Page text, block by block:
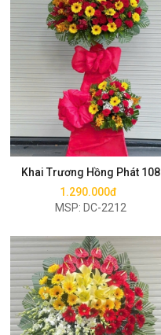
Khai Trương Hồng Phát 108
1.290.000đ
MSP: DC-2212
Mua ngay